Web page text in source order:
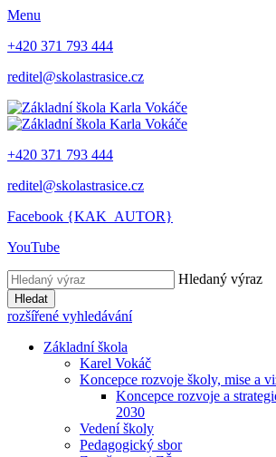
Menu
+420 371 793 444
reditel@skolastrasice.cz
+420 371 793 444
reditel@skolastrasice.cz
Facebook {KAK_AUTOR}
YouTube
Hledaný výraz
Hledat
rozšířené vyhledávání
Základní škola
Karel Vokáč
Koncepce rozvoje školy, mise a
Koncepce rozvoje a
2030
Vedení školy
Pedagogický sbor